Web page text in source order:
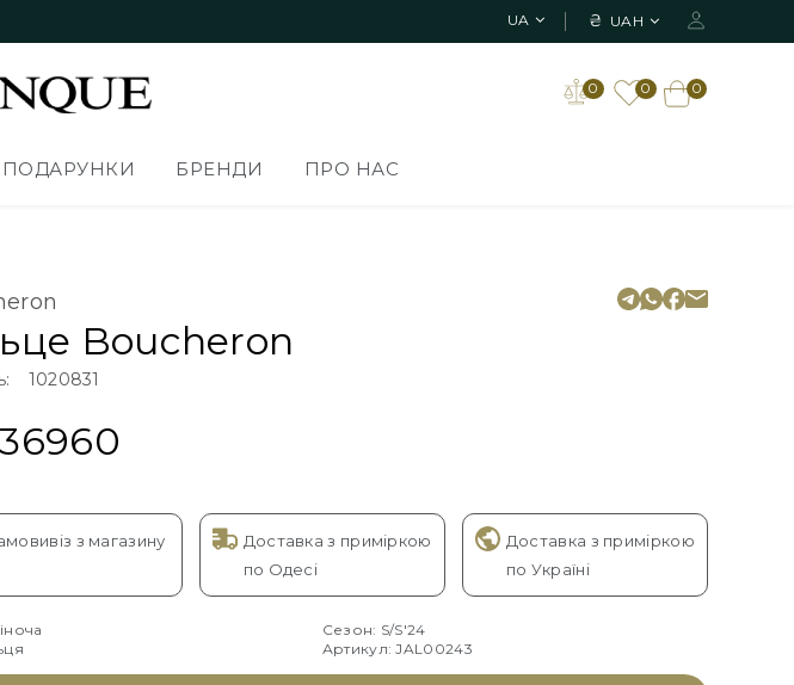
UA ₴ UAH
0
0
0
ПОДАРУНКИ БРЕНДИ ПРО НАС
Boucheron
1020831
з магазину
Доставка з приміркою
по Одесі
Доставка з приміркою
по Україні
Сезон: S/S'24
Артикул: JAL00243